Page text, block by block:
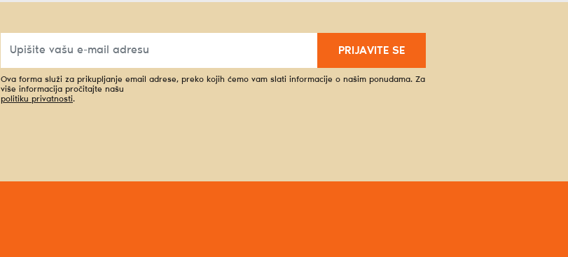
PRIJAVITE SE
Ova forma služi za prikupljanje email adrese, preko kojih ćemo vam slati informacije o našim ponudama. Za
više informacija pročitajte našu
politiku privatnosti.